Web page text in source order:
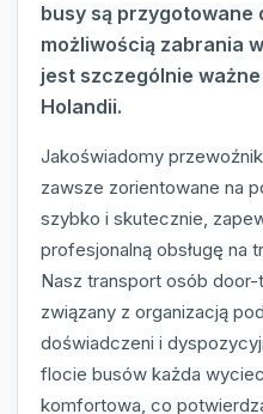
busy są przygotowane
możliwością zabrania
jest szczególnie
Holandii.
Jakoświadomy
zawsze zorientowane na
szybko i skutecznie,
profesjonalną obsługę na
Nasz transport osób
związany z organizacją
doświadczeni i
flocie busów każda
komfortowa, co